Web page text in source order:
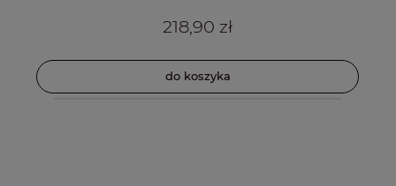
218,90 zł
do koszyka